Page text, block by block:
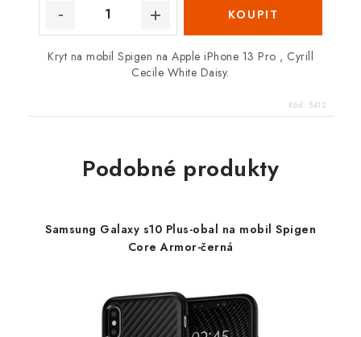
Kryt na mobil Spigen na Apple iPhone 13 Pro , Cyrill
Cecile White Daisy.
Kód: 5412
Podobné produkty
Samsung Galaxy s10 Plus-obal na mobil Spigen
Core Armor-černá